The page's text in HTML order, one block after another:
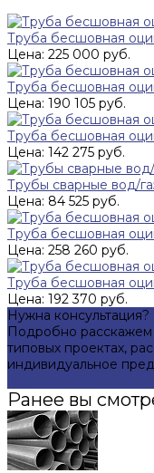
Труба бесшовная
Цена: 225 000 руб.
Труба бесшовная
Цена: 190 105 руб.
Труба бесшовная
Цена: 142 275 руб.
Трубы сварные вод/
Цена: 84 525 руб.
Труба бесшовная
Цена: 258 260 руб.
Труба бесшовная
Цена: 192 370 руб.
Нужна консультация?
Подробно расскажем
типовых проектах,
индивидуальное
Ранее вы